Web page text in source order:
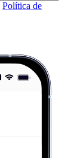
Política de